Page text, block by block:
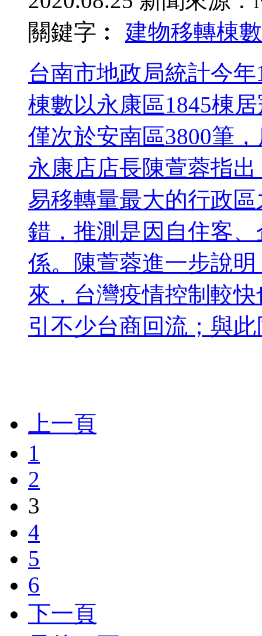
關鍵字︰ 建物移轉棟數
台南市地政局統計今
棟數以永康區1845棟
僅次於安南區3800筆
永康店店長陳萱蓉指
易移轉量最大的行政
錯，推測是因自住客
係。陳萱蓉進一步說
來，台灣疫情控制較
引不少台商回流；與
上一頁
1
2
3
4
5
6
下一頁